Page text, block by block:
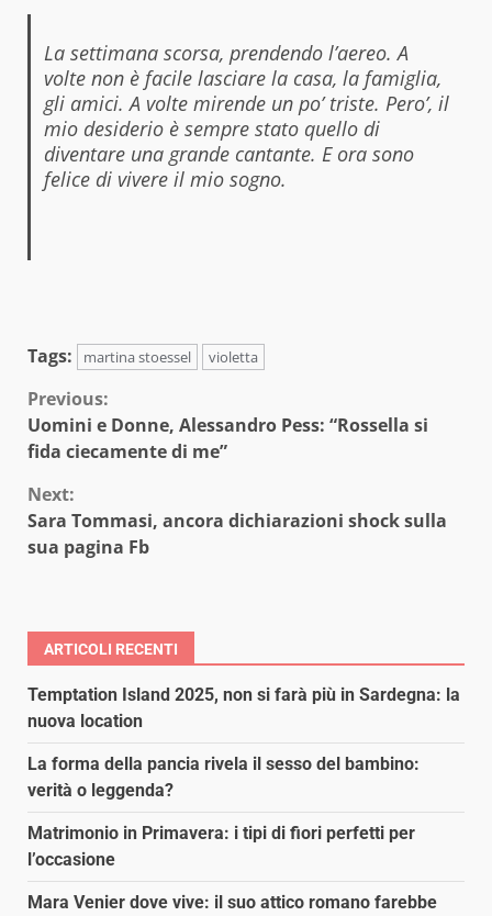
La settimana scorsa, prendendo l’aereo. A
volte non è facile lasciare la casa, la famiglia,
gli amici. A volte mirende un po’ triste. Pero’, il
mio desiderio è sempre stato quello di
diventare una grande cantante. E ora sono
felice di vivere il mio sogno.
Tags: martina stoessel violetta
Continue
Reading
Previous:
Uomini e Donne, Alessandro Pess: “Rossella si
fida ciecamente di me”
Next:
Sara Tommasi, ancora dichiarazioni shock sulla
sua pagina Fb
ARTICOLI RECENTI
Temptation Island 2025, non si farà più in Sardegna: la
nuova location
La forma della pancia rivela il sesso del bambino:
verità o leggenda?
Matrimonio in Primavera: i tipi di fiori perfetti per
l’occasione
Mara Venier dove vive: il suo attico romano farebbe